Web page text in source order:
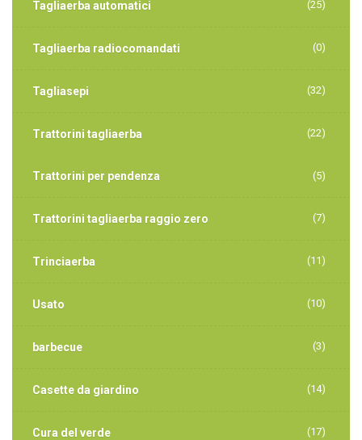
Tagliaerba automatici (25)
Tagliaerba radiocomandati (0)
Tagliasepi (32)
Trattorini tagliaerba (22)
Trattorini per pendenza (5)
Trattorini tagliaerba raggio zero (7)
Trinciaerba (11)
Usato (10)
barbecue (3)
Casette da giardino (14)
Cura del verde (17)